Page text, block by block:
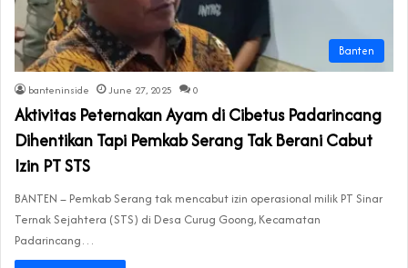
Banten
banteninside June 27, 2025 0
Aktivitas Peternakan Ayam di Cibetus Padarincang
Dihentikan Tapi Pemkab Serang Tak Berani Cabut
Izin PT STS
BANTEN – Pemkab Serang tak mencabut izin operasional milik PT Sinar
Ternak Sejahtera (STS) di Desa Curug Goong, Kecamatan
Padarincang…